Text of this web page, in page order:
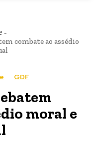
-
combate ao assédio
GDF
moral e